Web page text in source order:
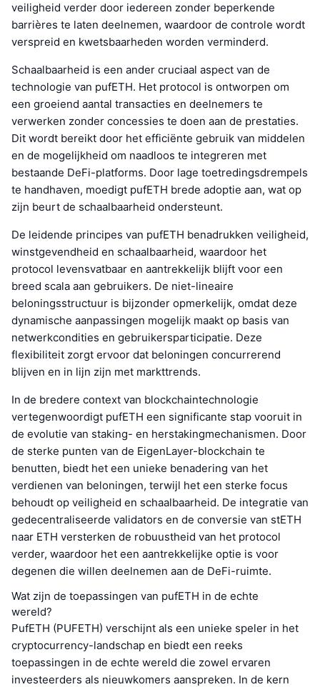
veiligheid verder door iedereen zonder beperkende
barrières te laten deelnemen, waardoor de controle wordt
verspreid en kwetsbaarheden worden verminderd.
Schaalbaarheid is een ander cruciaal aspect van de
technologie van pufETH. Het protocol is ontworpen om
een groeiend aantal transacties en deelnemers te
verwerken zonder concessies te doen aan de prestaties.
Dit wordt bereikt door het efficiënte gebruik van middelen
en de mogelijkheid om naadloos te integreren met
bestaande DeFi-platforms. Door lage toetredingsdrempels
te handhaven, moedigt pufETH brede adoptie aan, wat op
zijn beurt de schaalbaarheid ondersteunt.
De leidende principes van pufETH benadrukken veiligheid,
winstgevendheid en schaalbaarheid, waardoor het
protocol levensvatbaar en aantrekkelijk blijft voor een
breed scala aan gebruikers. De niet-lineaire
beloningsstructuur is bijzonder opmerkelijk, omdat deze
dynamische aanpassingen mogelijk maakt op basis van
netwerkcondities en gebruikersparticipatie. Deze
flexibiliteit zorgt ervoor dat beloningen concurrerend
blijven en in lijn zijn met markttrends.
In de bredere context van blockchaintechnologie
vertegenwoordigt pufETH een significante stap vooruit in
de evolutie van staking- en herstakingmechanismen. Door
de sterke punten van de EigenLayer-blockchain te
benutten, biedt het een unieke benadering van het
verdienen van beloningen, terwijl het een sterke focus
behoudt op veiligheid en schaalbaarheid. De integratie van
gedecentraliseerde validators en de conversie van stETH
naar ETH versterken de robuustheid van het protocol
verder, waardoor het een aantrekkelijke optie is voor
degenen die willen deelnemen aan de DeFi-ruimte.
Wat zijn de toepassingen van pufETH in de echte
wereld?
PufETH (PUFETH) verschijnt als een unieke speler in het
cryptocurrency-landschap en biedt een reeks
toepassingen in de echte wereld die zowel ervaren
investeerders als nieuwkomers aanspreken. In de kern